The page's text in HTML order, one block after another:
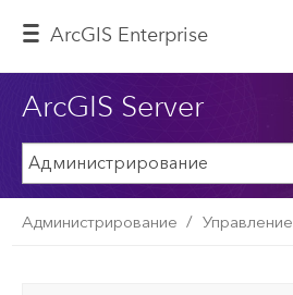
ArcGIS Enterprise
ArcGIS Server
Администрирование Управление